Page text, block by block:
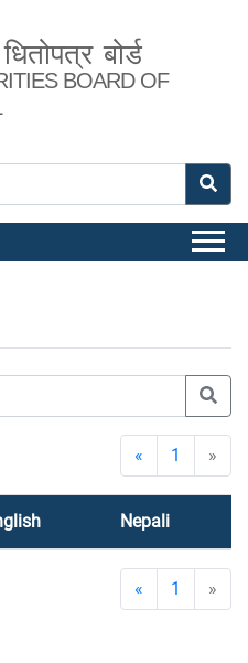
बोर्ड
BOARD OF
« 1 »
Nepali
« 1 »